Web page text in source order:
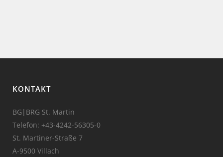
KONTAKT
BG|BRG St. Martin
Telefon: +43-4242-56305-0
St. Martiner-Straße 7
A-9500 Villach